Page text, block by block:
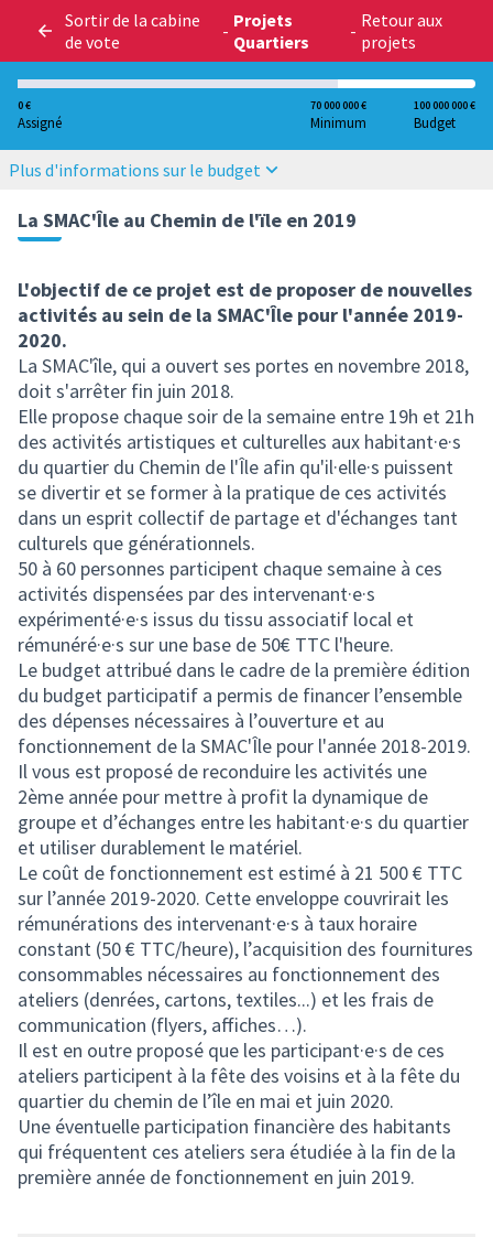
Sortir de la cabine
de vote
- Projets
Quartiers
- Retour aux
projets
0 €
Assigné
70 000 000 €
Minimum
100 000 000 €
Budget
Plus d'informations sur le budget
La SMAC'Île au Chemin de l'ïle en 2019
L'objectif de ce projet est de proposer de nouvelles
activités au sein de la SMAC'Île pour l'année 2019-
2020.
La SMAC'île, qui a ouvert ses portes en novembre 2018,
doit s'arrêter fin juin 2018.
Elle propose chaque soir de la semaine entre 19h et 21h
des activités artistiques et culturelles aux habitant·e·s
du quartier du Chemin de l'Île afin qu'il·elle·s puissent
se divertir et se former à la pratique de ces activités
dans un esprit collectif de partage et d'échanges tant
culturels que générationnels.
50 à 60 personnes participent chaque semaine à ces
activités dispensées par des intervenant·e·s
expérimenté·e·s issus du tissu associatif local et
rémunéré·e·s sur une base de 50€ TTC l'heure.
Le budget attribué dans le cadre de la première édition
du budget participatif a permis de financer l’ensemble
des dépenses nécessaires à l’ouverture et au
fonctionnement de la SMAC'Île pour l'année 2018-2019.
Il vous est proposé de reconduire les activités une
2ème année pour mettre à profit la dynamique de
groupe et d’échanges entre les habitant·e·s du quartier
et utiliser durablement le matériel.
Le coût de fonctionnement est estimé à 21 500 € TTC
sur l’année 2019-2020. Cette enveloppe couvrirait les
rémunérations des intervenant·e·s à taux horaire
constant (50 € TTC/heure), l’acquisition des fournitures
consommables nécessaires au fonctionnement des
ateliers (denrées, cartons, textiles...) et les frais de
communication (flyers, affiches…).
Il est en outre proposé que les participant·e·s de ces
ateliers participent à la fête des voisins et à la fête du
quartier du chemin de l’île en mai et juin 2020.
Une éventuelle participation financière des habitants
qui fréquentent ces ateliers sera étudiée à la fin de la
première année de fonctionnement en juin 2019.